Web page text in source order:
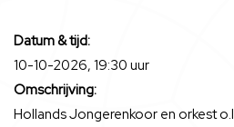
Datum & tijd:
10-10-2026, 19:30 uur
Omschrijving:
Hollands Jongerenkoor en orkest